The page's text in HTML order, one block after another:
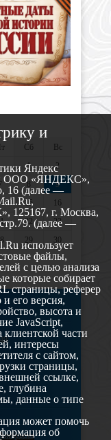
Пт Сб
Вс
1
2
8
9
15
16
22
23
29
30
и
Яндекс
ООО «ЯНДЕКС»,
16 (далее —
125167, г. Москва,
(далее —
использует
файлы,
с целью анализа
которые собирает
страницы, реферер
и его версия,
высота и
JavaScript,
клиентской части
интересы
с сайтом,
страницы,
ссылке,
глубина
данные о типе
может помочь
об